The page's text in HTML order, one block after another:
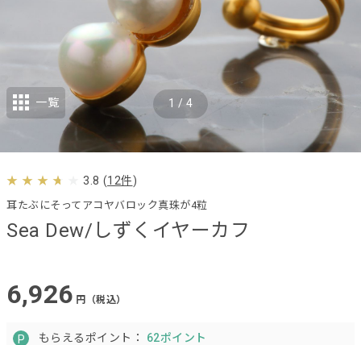
Sea Dew/しずくイヤーカフ
耳たぶにそってアコヤバロック真珠が4粒
3.8 (12件)
6,926 円（税込）
もらえるポイント： 62ポイント
1 / 4
一覧